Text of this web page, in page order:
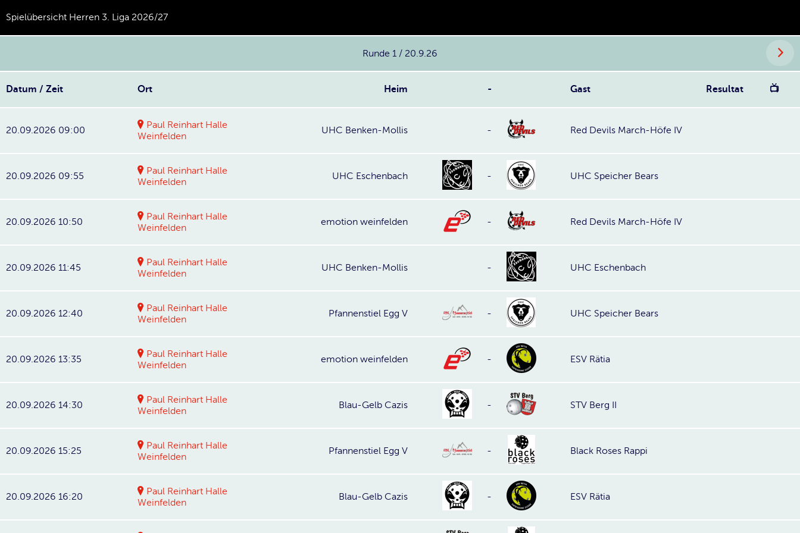
Spielübersicht Herren 3. Liga 2026/27
Runde 1 / 20.9.26
Datum / Zeit Ort Heim - Gast Resultat 📺
20.09.2026 09:00
Paul Reinhart Halle
Weinfelden
UHC Benken-Mollis - Red Devils March-Höfe IV
20.09.2026 09:55
Paul Reinhart Halle
Weinfelden
UHC Eschenbach - UHC Speicher Bears
20.09.2026 10:50
Paul Reinhart Halle
Weinfelden
emotion weinfelden - Red Devils March-Höfe IV
20.09.2026 11:45
Paul Reinhart Halle
Weinfelden
UHC Benken-Mollis - UHC Eschenbach
20.09.2026 12:40
Paul Reinhart Halle
Weinfelden
Pfannenstiel Egg V - UHC Speicher Bears
20.09.2026 13:35
Paul Reinhart Halle
Weinfelden
emotion weinfelden - ESV Rätia
20.09.2026 14:30
Paul Reinhart Halle
Weinfelden
Blau-Gelb Cazis - STV Berg II
20.09.2026 15:25
Paul Reinhart Halle
Weinfelden
Pfannenstiel Egg V - Black Roses Rappi
20.09.2026 16:20
Paul Reinhart Halle
Weinfelden
Blau-Gelb Cazis - ESV Rätia